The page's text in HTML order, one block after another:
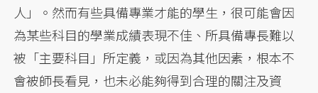
人」。然而有些具備專業才能的學生，很可能會因
為某些科目的學業成績表現不佳、所具備專長難以
被「主要科目」所定義，或因為其他因素，根本不
會被師長看見，也未必能夠得到合理的關注及資